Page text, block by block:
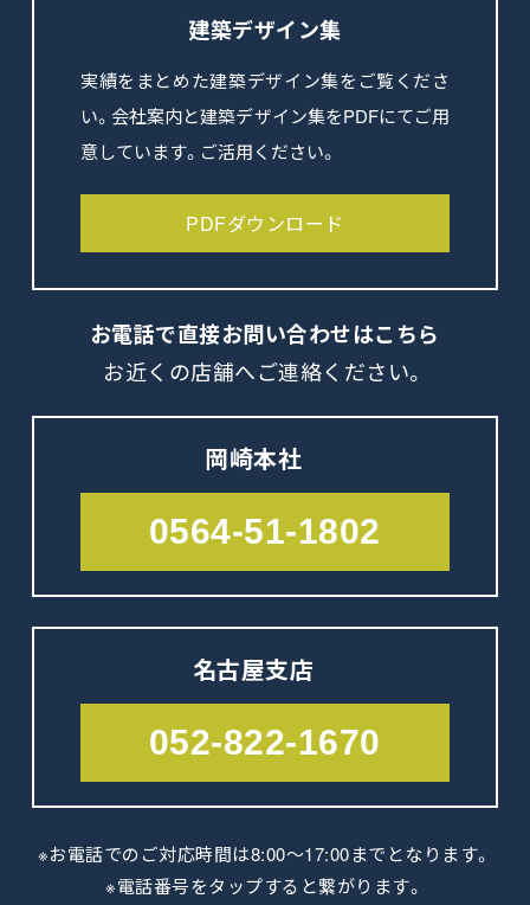
建築デザイン集
実績をまとめた建築デザイン集をご覧くださ
い。会社案内と建築デザイン集をPDFにてご用
意しています。ご活用ください。
PDFダウンロード
お電話で直接お問い合わせはこちら
お近くの店舗へご連絡ください。
岡崎本社
0564-51-1802
名古屋支店
052-822-1670
※お電話でのご対応時間は8:00～17:00までとなります。
※電話番号をタップすると繋がります。